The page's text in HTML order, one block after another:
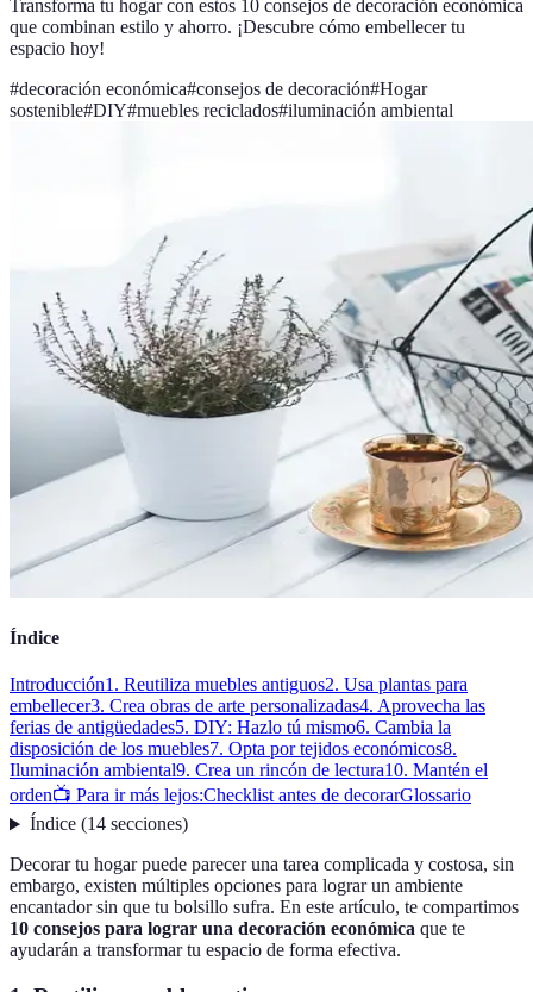
Transforma tu hogar con estos 10 consejos de decoración económica
que combinan estilo y ahorro. ¡Descubre cómo embellecer tu
espacio hoy!
#decoración económica#consejos de decoración#Hogar
sostenible#DIY#muebles reciclados#iluminación ambiental
Índice
Introducción1. Reutiliza muebles antiguos2. Usa plantas para
embellecer3. Crea obras de arte personalizadas4. Aprovecha las
ferias de antigüedades5. DIY: Hazlo tú mismo6. Cambia la
disposición de los muebles7. Opta por tejidos económicos8.
Iluminación ambiental9. Crea un rincón de lectura10. Mantén el
orden📺 Para ir más lejos:Checklist antes de decorarGlossario
Índice(14 secciones)
Decorar tu hogar puede parecer una tarea complicada y costosa, sin
embargo, existen múltiples opciones para lograr un ambiente
encantador sin que tu bolsillo sufra. En este artículo, te compartimos
10 consejos para lograr una decoración económica que te
ayudarán a transformar tu espacio de forma efectiva.